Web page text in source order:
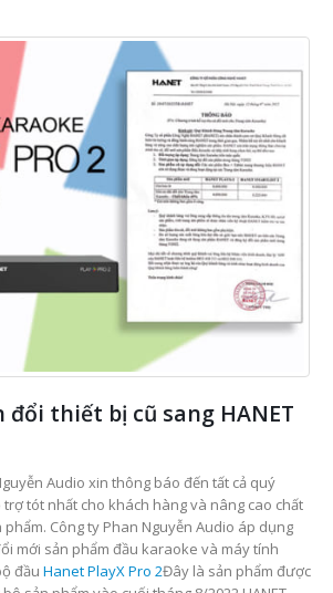
thiết bị cũ sang HANET
Audio xin thông báo đến tất cả quý
tót nhất cho khách hàng và nâng cao chất
Công ty Phan Nguyễn Audio áp dụng
mới sản phẩm đầu karaoke và máy tính
đầu Hanet PlayX Pro 2Đây là sản phẩm được